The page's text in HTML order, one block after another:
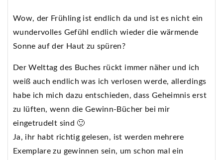
Wow, der Frühling ist endlich da und ist es nicht ein
wundervolles Gefühl endlich wieder die wärmende
Sonne auf der Haut zu spüren?
Der Welttag des Buches rückt immer näher und ich
weiß auch endlich was ich verlosen werde, allerdings
habe ich mich dazu entschieden, dass Geheimnis erst
zu lüften, wenn die Gewinn-Bücher bei mir
eingetrudelt sind 🙂
Ja, ihr habt richtig gelesen, ist werden mehrere
Exemplare zu gewinnen sein, um schon mal ein